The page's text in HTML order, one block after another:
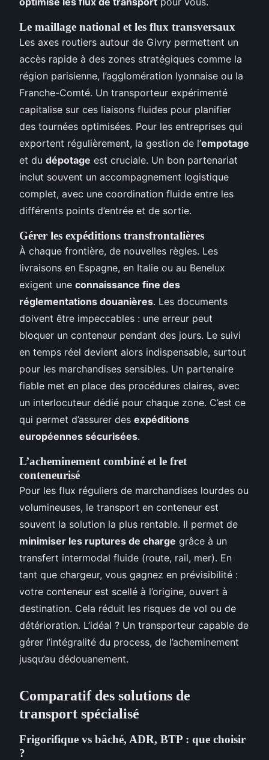
Le maillage national et les flux transversaux
Les axes routiers autour de Givry permettent un
accès rapide à des zones stratégiques comme la
région parisienne, l’agglomération lyonnaise ou la
Franche-Comté. Un transporteur expérimenté
capitalise sur ces liaisons fluides pour planifier
des tournées optimisées. Pour les entreprises qui
exportent régulièrement, la gestion de l’empotage
et du dépotage est cruciale. Un bon partenariat
inclut souvent un accompagnement logistique
complet, avec une coordination fluide entre les
différents points d’entrée et de sortie.
Gérer les expéditions transfrontalières
À chaque frontière, de nouvelles règles. Les
livraisons en Espagne, en Italie ou au Benelux
exigent une connaissance fine des
réglementations douanières. Les documents
doivent être impeccables : une erreur peut
bloquer un conteneur pendant des jours. Le suivi
en temps réel devient alors indispensable, surtout
pour les marchandises sensibles. Un partenaire
fiable met en place des procédures claires, avec
un interlocuteur dédié pour chaque zone. C’est ce
qui permet d’assurer des expéditions
européennes sécurisées.
L’acheminement combiné et le fret
conteneurisé
Pour les flux réguliers de marchandises lourdes ou
volumineuses, le transport en conteneur est
souvent la solution la plus rentable. Il permet de
minimiser les ruptures de charge grâce à un
transfert intermodal fluide (route, rail, mer). En
tant que chargeur, vous gagnez en prévisibilité :
votre conteneur est scellé à l’origine, ouvert à
destination. Cela réduit les risques de vol ou de
détérioration. L’idéal ? Un transporteur capable de
gérer l’intégralité du process, de l’acheminement
jusqu’au dédouanement.
Comparatif des solutions de
transport spécialisé
Frigorifique vs bâché, ADR, BTP : que choisir
?